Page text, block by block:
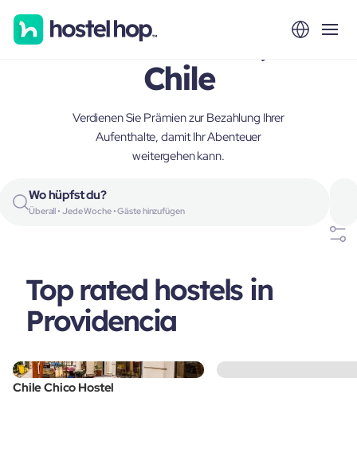
Providencia,
Chile
Verdienen Sie Prämien zur Bezahlung Ihrer
Aufenthalte, damit Ihr Abenteuer
weitergehen kann.
Wo hüpfst du?
Überall • Jede Woche • Gäste hinzufügen
Top rated hostels in
Providencia
Chile Chico Hostel